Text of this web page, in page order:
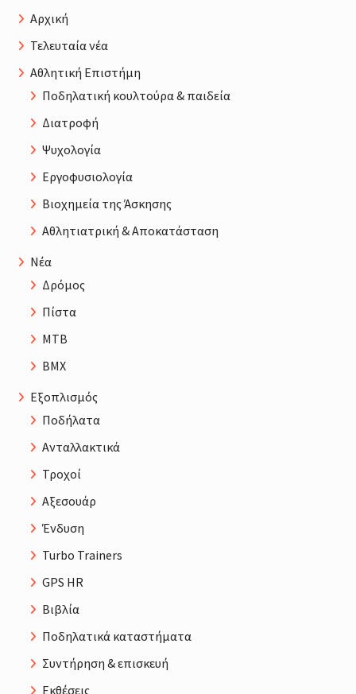
Αρχική
Τελευταία νέα
Αθλητική Επιστήμη
Ποδηλατική κουλτούρα & παιδεία
Διατροφή
Ψυχολογία
Εργοφυσιολογία
Βιοχημεία της Άσκησης
Αθλητιατρική & Αποκατάσταση
Νέα
Δρόμος
Πίστα
MTB
BMX
Εξοπλισμός
Ποδήλατα
Ανταλλακτικά
Τροχοί
Αξεσουάρ
Ένδυση
Turbo Trainers
GPS HR
Βιβλία
Ποδηλατικά καταστήματα
Συντήρηση & επισκευή
Εκθέσεις